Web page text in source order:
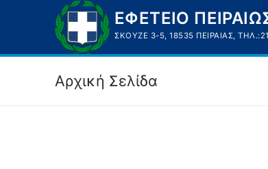
περιεχόμενο
ΕΦΕΤΕΙΟ
ΣΚΟΥΖΈ 3-5, 18535 ΠΕΙΡΑΙΆΣ,
Αρχική Σελίδα